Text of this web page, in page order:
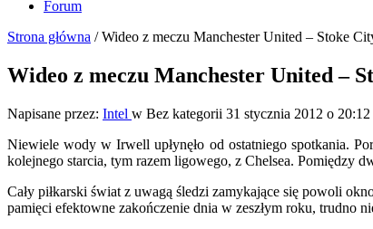
Forum
Strona główna /Wideo z meczu Manchester United – Stoke
Wideo z meczu Manchester United –
Napisane przez: Intel w Bez kategorii 31 stycznia 2012 o 20:12
Niewiele wody w Irwell upłynęło od ostatniego spotkania.
kolejnego starcia, tym razem ligowego, z Chelsea. Pomiędzy
Cały piłkarski świat z uwagą śledzi zamykające się powoli
pamięci efektowne zakończenie dnia w zeszłym roku, trudno